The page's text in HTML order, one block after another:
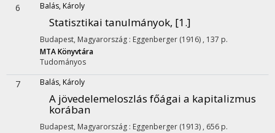
6 Balás, Károly
Statisztikai tanulmányok, [1.]
Budapest, Magyarország : Eggenberger (1916) , 137 p.
MTA Könyvtára
Tudományos
7 Balás, Károly
A jövedelemeloszlás főágai a kapitalizmus
korában
Budapest, Magyarország : Eggenberger (1913) , 656 p.